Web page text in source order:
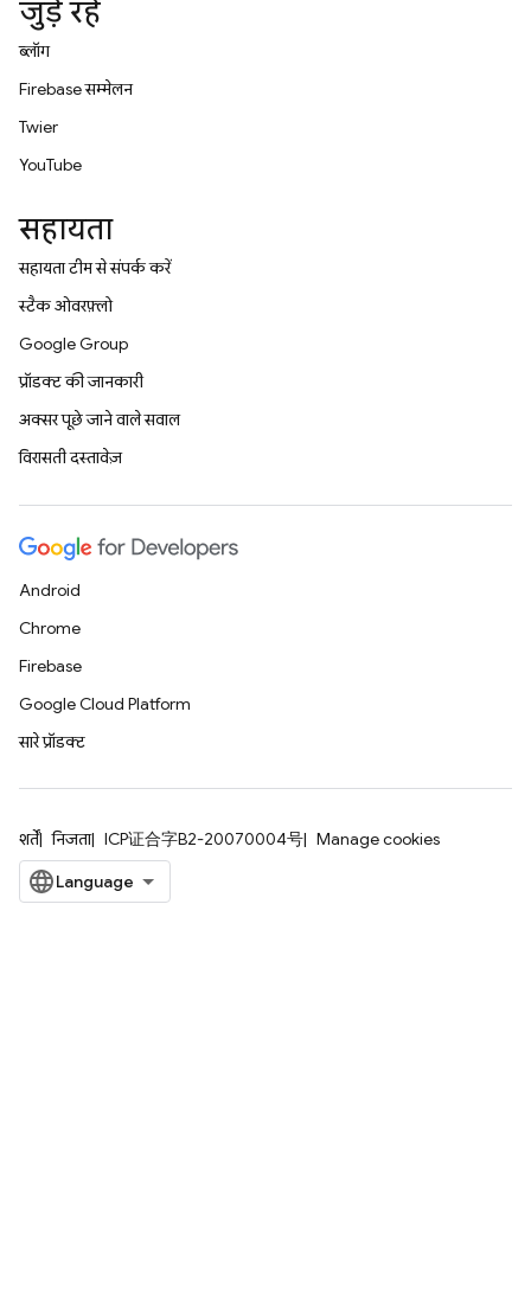
जुड़े रहें
ब्लॉग
Firebase सम्मेलन
Twitter
YouTube
सहायता
सहायता टीम से संपर्क करें
स्टैक ओवरफ़्लो
Google Group
प्रॉडक्ट की जानकारी
अक्सर पूछे जाने वाले सवाल
विरासती दस्तावेज़
Android
Chrome
Firebase
Google Cloud Platform
सारे प्रॉडक्ट
शर्तें निजता ICP证合字B2-20070004号 Manage cookies